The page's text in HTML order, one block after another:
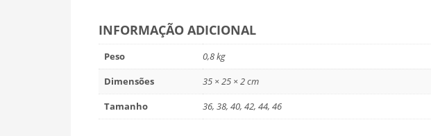
INFORMAÇÃO ADICIONAL
Peso
0,8 kg
Dimensões
35 × 25 × 2 cm
Tamanho
36, 38, 40, 42, 44, 46